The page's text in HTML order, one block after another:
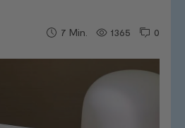
0
1365
7 Min.